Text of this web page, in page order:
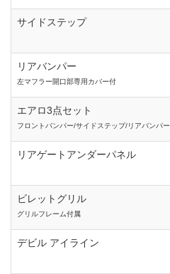
サイドステップ
リアバンパー
左マフラー開口部専用カバー付
エアロ3点セット
フロントバンパー/サイドステップ/リアバンパー
リアゲートアンダーパネル
ビレットグリル
グリルフレーム付属
デビル アイライン